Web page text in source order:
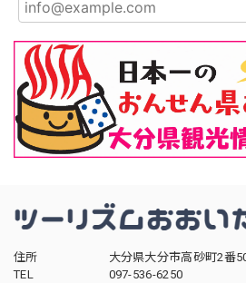
住所
大分県大分市高砂町2番
TEL
097-536-6250